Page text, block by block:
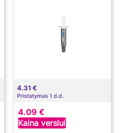
4.31 €
Pristatymas 1 d.d.
4.09 €
Kaina verslui